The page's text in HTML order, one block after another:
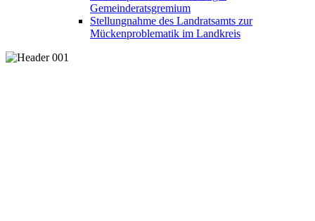
Gemeinderatsgremium
Stellungnahme des Landratsamts zur
Mückenproblematik im Landkreis